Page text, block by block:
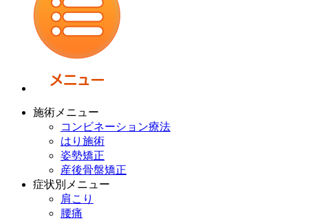
施術メニュー
コンビネーション療法
はり施術
姿勢矯正
産後骨盤矯正
症状別メニュー
肩こり
腰痛